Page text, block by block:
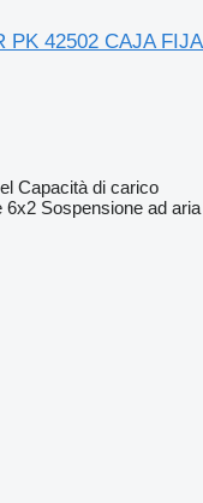
PK 42502 CAJA FIJA
Capacità di carico
6x2 Sospensione ad aria